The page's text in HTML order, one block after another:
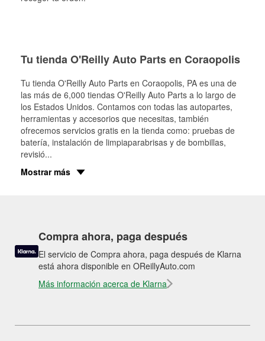
Tu tienda O'Reilly Auto Parts en Coraopolis
Tu tienda O'Reilly Auto Parts en Coraopolis, PA es una de
las más de 6,000 tiendas O'Reilly Auto Parts a lo largo de
los Estados Unidos. Contamos con todas las autopartes,
herramientas y accesorios que necesitas, también
ofrecemos servicios gratis en la tienda como: pruebas de
batería, instalación de limpiaparabrisas y de bombillas,
revisió...
Mostrar más
Compra ahora, paga después
El servicio de Compra ahora, paga después de Klarna
está ahora disponible en OReillyAuto.com
Más información acerca de Klarna